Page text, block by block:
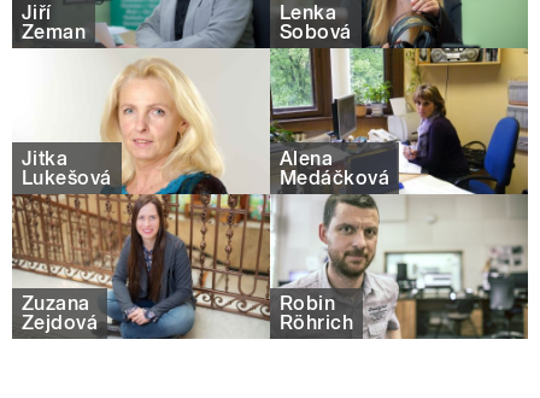
Jiří
Zeman
Lenka
Šobová
Jitka
Lukešová
Alena
Medáčková
Zuzana
Zejdová
Robin
Röhrich